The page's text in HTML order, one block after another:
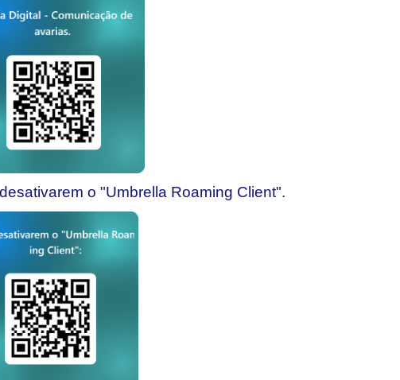
o "Umbrella Roaming Client".